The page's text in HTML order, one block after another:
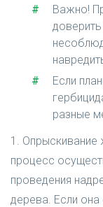
Важно!
Если
разные
1. Опрыскивание
процесс
проведения
дерева. Если она